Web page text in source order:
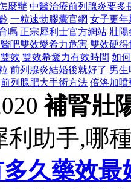
麼辦 中醫治療前列腺炎要多
一粒速勃膠囊官網 女子更年
嗎 正宗犀利士官方網站 壯
吧雙效愛希力危害 雙效硬得
效 雙效希愛力有效時間 如
前列腺炎結婚後就好了 男生
前列腺肥大手術方法 倍洛加噴
補腎壯
利助手,哪
久藥效最